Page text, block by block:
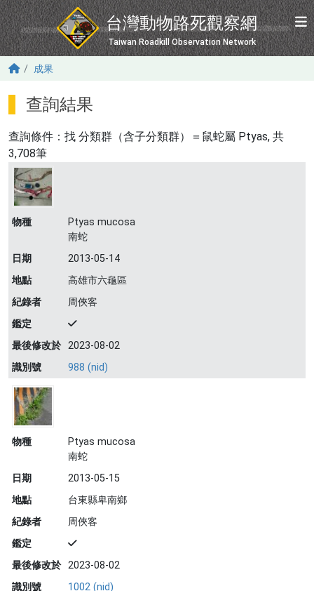
移至主內容
台灣動物路死觀察網
Taiwan Roadkill Observation Network
成果
查詢結果
查詢條件：找 分類群（含子分類群）＝鼠蛇屬 Ptyas, 共
3,708筆
物種
Ptyas mucosa
南蛇
日期
2013-05-14
地點
高雄市六龜區
紀錄者
周俠客
鑑定
最後修改於 2023-08-02
識別號
988 (nid)
物種
Ptyas mucosa
南蛇
日期
2013-05-15
地點
台東縣卑南鄉
紀錄者
周俠客
鑑定
最後修改於 2023-08-02
識別號
1002 (nid)